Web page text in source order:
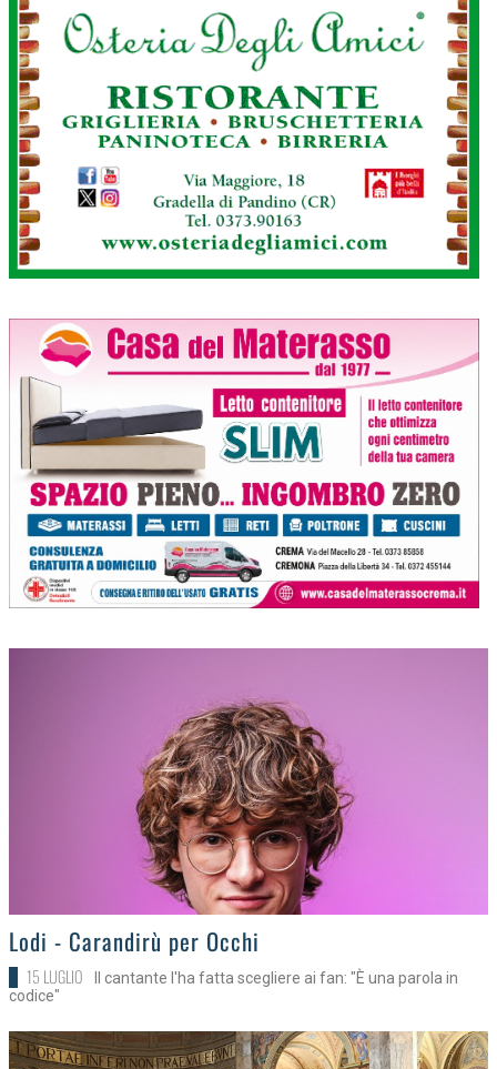
>Lodi - Carandirù per Occhi
15 LUGLIO
Il cantante l'ha fatta scegliere ai fan: "È una parola in
codice"